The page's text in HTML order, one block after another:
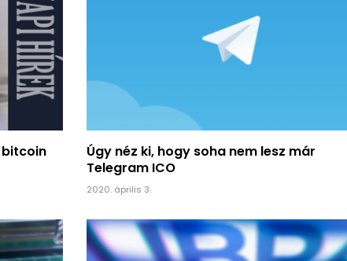
bitcoin
Úgy néz ki, hogy soha nem lesz már
Telegram ICO
2020. április 3.